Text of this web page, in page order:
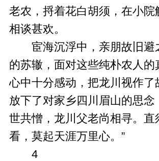
老农，捋着花白胡须，在小院
相谈甚欢。
宦海沉浮中，亲朋故旧避
的苏辙，面对这些纯朴农人的
心中十分感动，把龙川视作了
放下了对家乡四川眉山的思念
世共憎，龙川父老尚相寻。直
看，莫起天涯万里心。”
4